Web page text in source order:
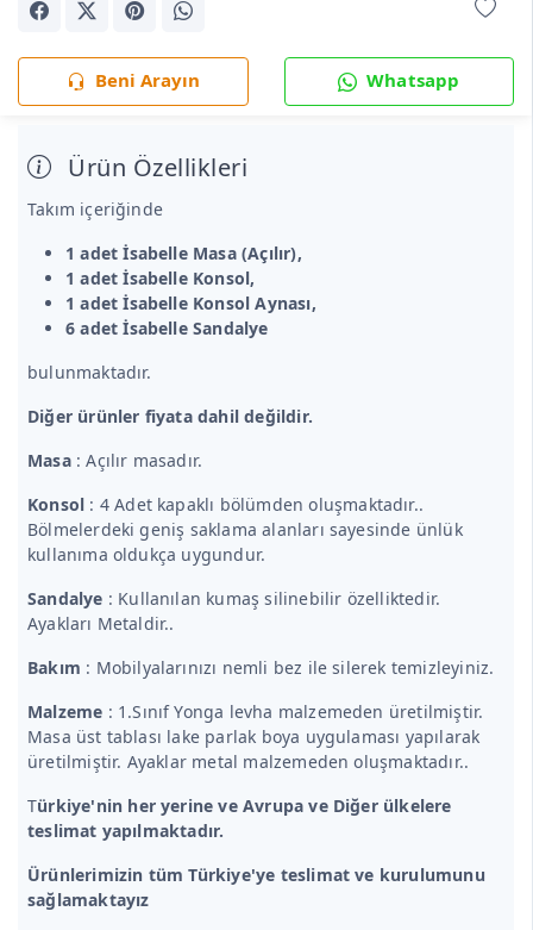
Beni Arayın Whatsapp
Ürün Özellikleri
Takım içeriğinde
1 adet İsabelle Masa (Açılır),
1 adet İsabelle Konsol,
1 adet İsabelle Konsol Aynası,
6 adet İsabelle Sandalye
bulunmaktadır.
Diğer ürünler fiyata dahil değildir.
Masa: Açılır masadır.
Konsol : 4 Adet kapaklı bölümden oluşmaktadır..
Bölmelerdeki geniş saklama alanları sayesinde ünlük
kullanıma oldukça uygundur.
Sandalye : Kullanılan kumaş silinebilir özelliktedir.
Ayakları Metaldir..
Bakım : Mobilyalarınızı nemli bez ile silerek temizleyiniz.
Malzeme : 1.Sınıf Yonga levha malzemeden üretilmiştir.
Masa üst tablası lake parlak boya uygulaması yapılarak
üretilmiştir. Ayaklar metal malzemeden oluşmaktadır..
Türkiye'nin her yerine ve Avrupa ve Diğer ülkelere
teslimat yapılmaktadır.
Ürünlerimizin tüm Türkiye'ye teslimat ve kurulumunu
sağlamaktayız